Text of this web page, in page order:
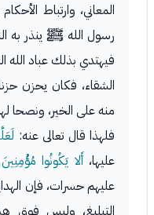
المعاني، وارتباط
رسول الله ﷺ ينذر به
فيهتدي بذلك عباد
الشقاء، فكان يحزن
منه على الخير، ونصحا
فلهذا قال تعالى عنه:
عليها،أَلا يَكُونُوا مُؤْمِنِينَ
عليهم حسرات، فإن
التبليغ، وليس فوق